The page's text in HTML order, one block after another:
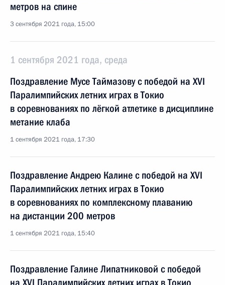
метров на спине
3 сентября 2021 года, 15:00
1 сентября 2021 года, среда
Поздравление Мусе Таймазову с победой на XVI
Паралимпийских летних играх в Токио
в соревнованиях по лёгкой атлетике в дисциплине
метание клаба
1 сентября 2021 года, 17:30
Поздравление Андрею Калине с победой на XVI
Паралимпийских летних играх в Токио
в соревнованиях по комплексному плаванию
на дистанции 200 метров
1 сентября 2021 года, 15:40
Поздравление Галине Липатниковой с победой
на XVI Паралимпийских летних играх в Токио